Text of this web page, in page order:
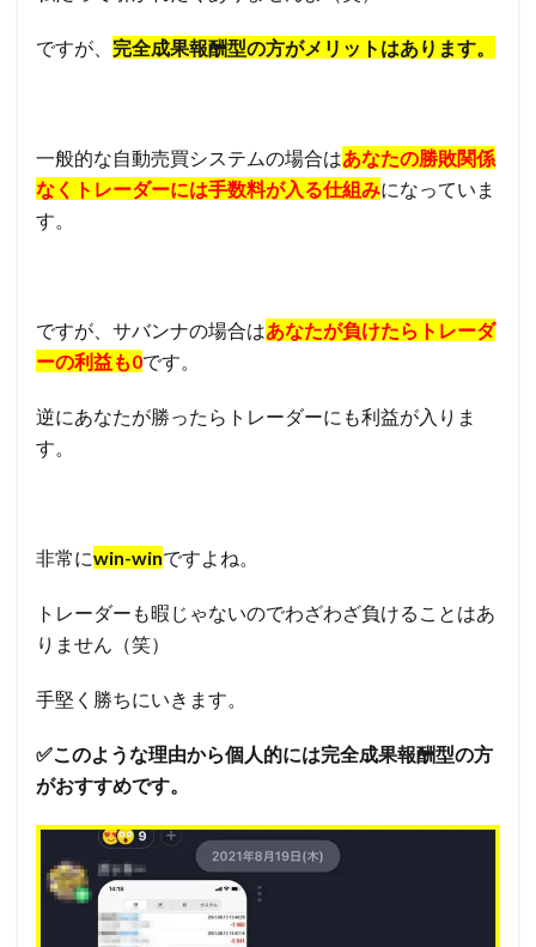
ですが、 完全成果報酬型の方がメリットはあります。
一般的な自動売買システムの場合はあなたの勝敗関係
なくトレーダーには手数料が入る仕組みになっていま
す。
ですが、サバンナの場合はあなたが負けたらトレーダ
ーの利益も0です。
逆にあなたが勝ったらトレーダーにも利益が入りま
す。
非常にwin-winですよね。
トレーダーも暇じゃないのでわざわざ負けることはあ
りません（笑）
手堅く勝ちにいきます。
✅このような理由から個人的には完全成果報酬型の方
がおすすめです。